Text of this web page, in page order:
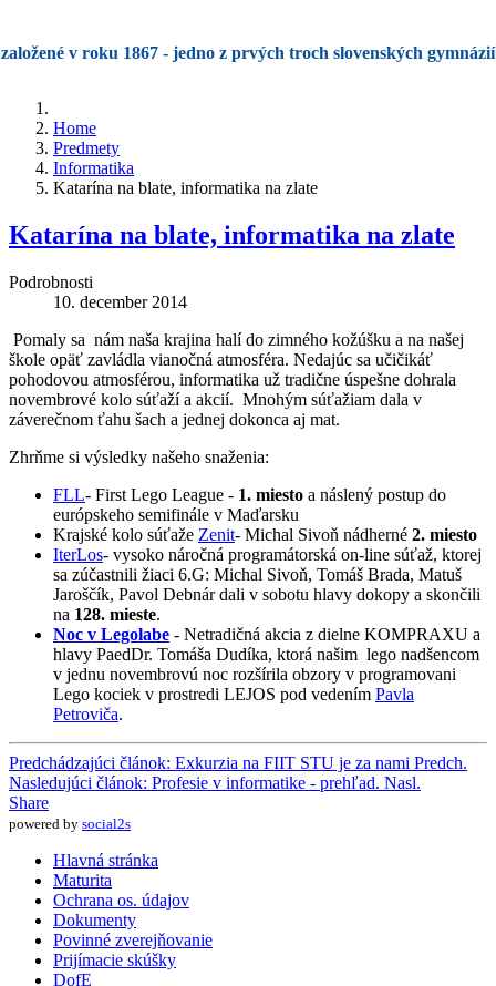
založené v roku 1867 - jedno z prvých troch slovenských gymnázií
Home
Predmety
Informatika
Katarína na blate, informatika na zlate
Katarína na blate, informatika na zlate
Podrobnosti
10. december 2014
Pomaly sa nám naša krajina halí do zimného kožúšku a na našej
škole opäť zavládla vianočná atmosféra. Nedajúc sa učičikáť
pohodovou atmosférou, informatika už tradične úspešne dohrala
novembrové kolo súťaží a akcií. Mnohým súťažiam dala v
záverečnom ťahu šach a jednej dokonca aj mat.
Zhrňme si výsledky našeho snaženia:
FLL- First Lego League - 1. miesto a náslený postup do
európskeho semifinále v Maďarsku
Krajské kolo súťaže Zenit- Michal Sivoň nádherné 2. miesto
IterLos- vysoko náročná programátorská on-line súťaž, ktorej
sa zúčastnili žiaci 6.G: Michal Sivoň, Tomáš Brada, Matuš
Jaroščík, Pavol Debnár dali v sobotu hlavy dokopy a skončili
na 128. mieste.
Noc v Legolabe - Netradičná akcia z dielne KOMPRAXU a
hlavy PaedDr. Tomáša Dudíka, ktorá našim lego nadšencom
v jednu novembrovú noc rozšírila obzory v programovani
Lego kociek v prostredi LEJOS pod vedením Pavla
Petroviča.
Predchádzajúci článok: Exkurzia na FIIT STU je za nami Predch.
Nasledujúci článok: Profesie v informatike - prehľad. Nasl.
Share
powered by social2s
Hlavná stránka
Maturita
Ochrana os. údajov
Dokumenty
Povinné zverejňovanie
Prijímacie skúšky
DofE